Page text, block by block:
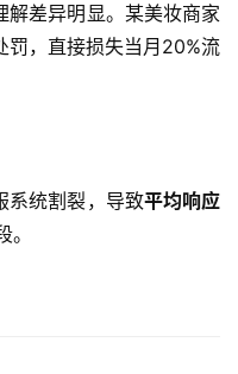
解差异明显。某美妆商家
罚，直接损失当月20%流
系统割裂，导致平均响应